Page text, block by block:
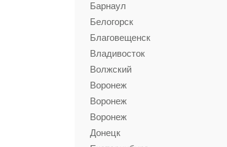
Барнаул
Белогорск
Благовещенск
Владивосток
Волжский
Воронеж
Воронеж
Воронеж
Донецк